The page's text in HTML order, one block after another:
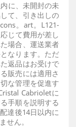
に、未開封の未
て、引き出しの
。art。L121-
じて費用が差し
場合、運送業者
なります。ただ
返品はお受けで
販売には適用さ
な管理を促進す
Cabrioletに
手順を説明する
達後14日以内に
せん。